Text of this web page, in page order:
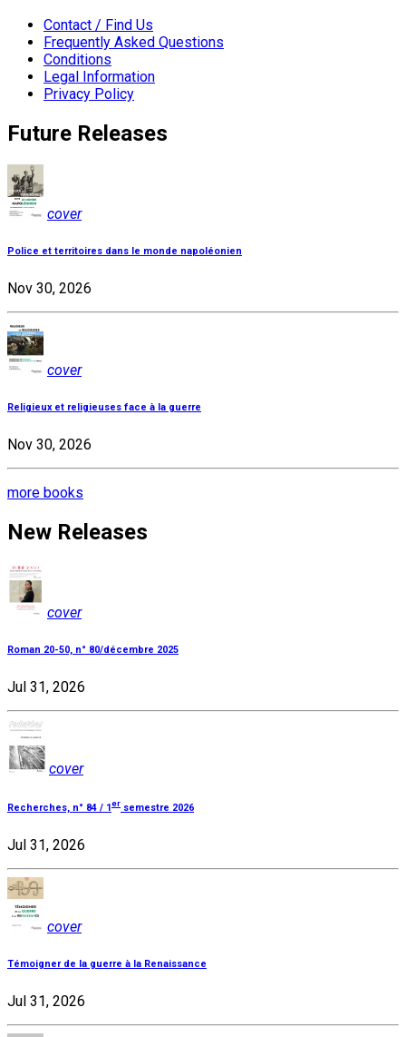
Contact / Find Us
Frequently Asked Questions
Conditions
Legal Information
Privacy Policy
Future Releases
cover
Police et territoires dans le monde napoléonien
Nov 30, 2026
cover
Religieux et religieuses face à la guerre
Nov 30, 2026
more books
New Releases
cover
Roman 20-50, n° 80/décembre 2025
Jul 31, 2026
cover
Recherches, n° 84 / 1 er semestre 2026
Jul 31, 2026
cover
Témoigner de la guerre à la Renaissance
Jul 31, 2026